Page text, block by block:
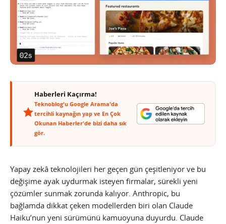
Haberleri Kaçırma!
Teknoblog'u Google Arama'da
tercihli kaynağın yap ve En Çok
Okunan Haberler'de bizi daha sık
gör.
Yapay zekâ teknolojileri her geçen gün çeşitleniyor ve bu
değişime ayak uydurmak isteyen firmalar, sürekli yeni
çözümler sunmak zorunda kalıyor. Anthropic, bu
bağlamda dikkat çeken modellerden biri olan Claude
Haiku’nun yeni sürümünü kamuoyuna duyurdu. Claude